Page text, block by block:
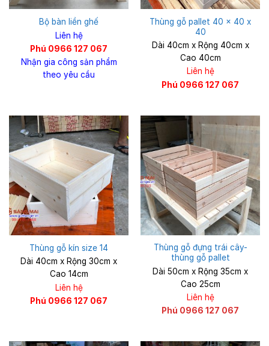
Bộ bàn liền ghế
Liên hệ
Phú 0966 127 067
Nhận gia công sản phẩm
theo yêu cầu
Thùng gỗ pallet 40 x 40 x
40
Dài 40cm x Rộng 40cm x
Cao 40cm
Liên hệ
Phú 0966 127 067
Thùng gỗ kín size 14
Dài 40cm x Rộng 30cm x
Cao 14cm
Liên hệ
Phú 0966 127 067
Thùng gỗ đựng trái cây-
thùng gỗ pallet
Dài 50cm x Rộng 35cm x
Cao 25cm
Liên hệ
Phú 0966 127 067